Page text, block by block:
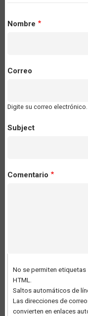
Nombre
Correo
Digite su correo electrónico.
Subject
Comentario
No se permiten etiquetas
HTML.
Saltos automáticos de
Las direcciones de
convierten en enlaces